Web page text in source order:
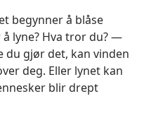
begynner å blåse
lyne? Hva tror du? —
du gjør det, kan vinden
deg. Eller lynet kan
blir drept